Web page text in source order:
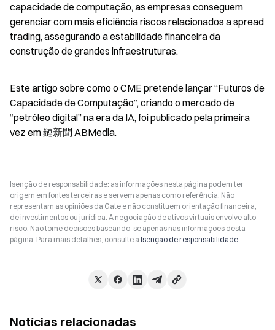
capacidade de computação, as empresas conseguem
gerenciar com mais eficiência riscos relacionados a spread
trading, assegurando a estabilidade financeira da
construção de grandes infraestruturas.
Este artigo sobre como o CME pretende lançar “Futuros de
Capacidade de Computação”, criando o mercado de
“petróleo digital” na era da IA, foi publicado pela primeira
vez em 鏈新聞 ABMedia.
Isenção de responsabilidade: as informações nesta página podem ter
origem em fontes terceiras e servem apenas como referência. Não
representam as opiniões da Gate e não constituem orientação financeira,
de investimentos ou jurídica. A negociação de ativos virtuais envolve alto
risco. Não tome decisões baseando-se apenas nas informações desta
página. Para mais detalhes, consulte a Isenção de responsabilidade.
Notícias relacionadas